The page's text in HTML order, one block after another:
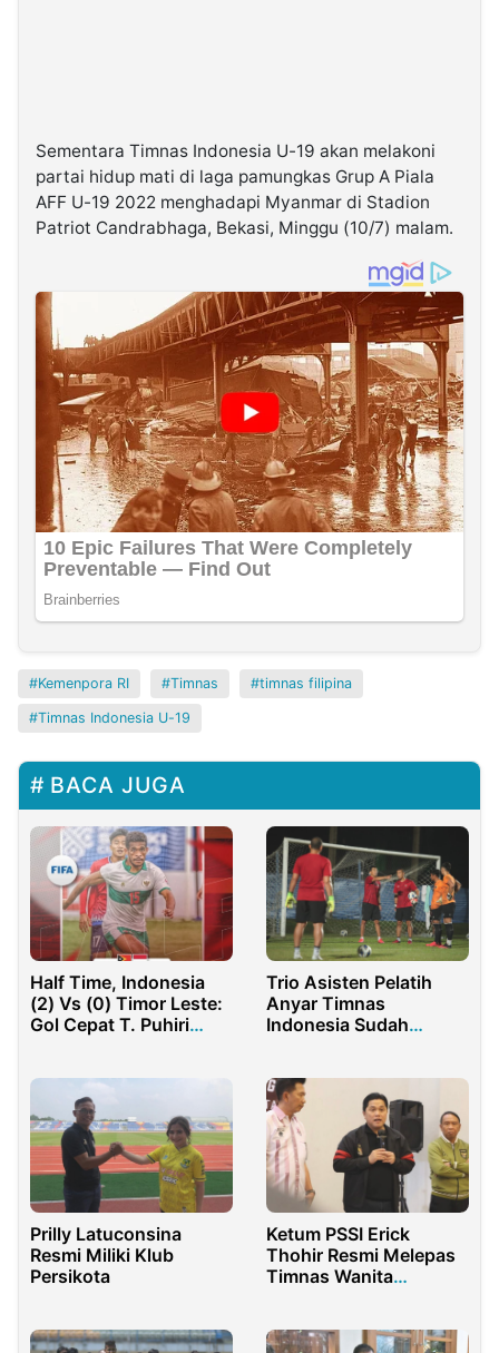
Sementara Timnas Indonesia U-19 akan melakoni
partai hidup mati di laga pamungkas Grup A Piala
AFF U-19 2022 menghadapi Myanmar di Stadion
Patriot Candrabhaga, Bekasi, Minggu (10/7) malam.
Kemenpora RI Timnas timnas filipina
Timnas Indonesia U-19
BACA JUGA
Half Time, Indonesia
(2) Vs (0) Timor Leste:
Gol Cepat T. Puhiri
Trio Asisten Pelatih
Anyar Timnas
Indonesia Sudah
Prilly Latuconsina
Resmi Miliki Klub
Persikota
Ketum PSSI Erick
Thohir Resmi Melepas
Timnas Wanita